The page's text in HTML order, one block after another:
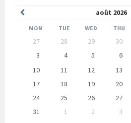
août 2026
précédent
MON TUE WED THU
calendar
27 28 29 30
3
4 5 6
10
11 12 13
17
18 19 20
24
25 26 27
31
1 2 3